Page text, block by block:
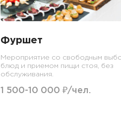
Фуршет
Мероприятие со свободным
блюд и приемом пищи стоя, без
обслуживания.
1 500-10 000 ₽/чел.